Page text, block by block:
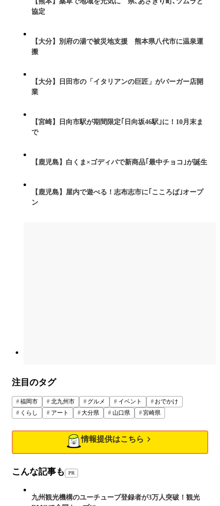
協定
【大分】別府の湯で被災地支援 熊本県八代市に温泉運
搬
【大分】日田市の「イタリアンの巨匠」がバーガー店開
業
【宮崎】日向市駅が期間限定｢日向坂46駅｣に！10月末ま
で
【鹿児島】白くま×ゴディバで新商品｢最中チョコ｣が誕生
【鹿児島】屋内で遊べる！志布志市に｢こころば｣オープ
ン
注目のタグ
福岡市 北九州市 グルメ イベント
おでかけ
くらし
アート 大分県 山口県 宮崎県
情報提供はこちら
こんな記事も PR
九州観光機構のユーチューブ登録者が3万人突破！観光